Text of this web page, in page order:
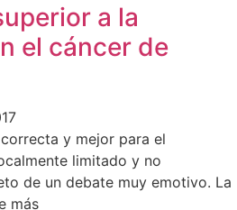
a la
el cáncer de
y mejor para el
limitado y no
de un debate muy emotivo. La
más